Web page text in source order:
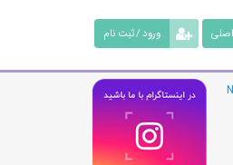
ورود / ثبت نام